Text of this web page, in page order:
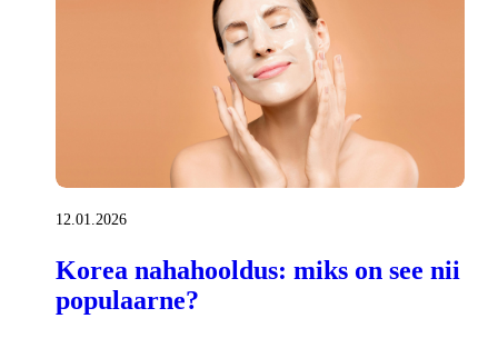
12.01.2026
Korea nahahooldus: miks on see nii
populaarne?